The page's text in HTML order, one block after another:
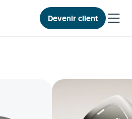
Devenir client